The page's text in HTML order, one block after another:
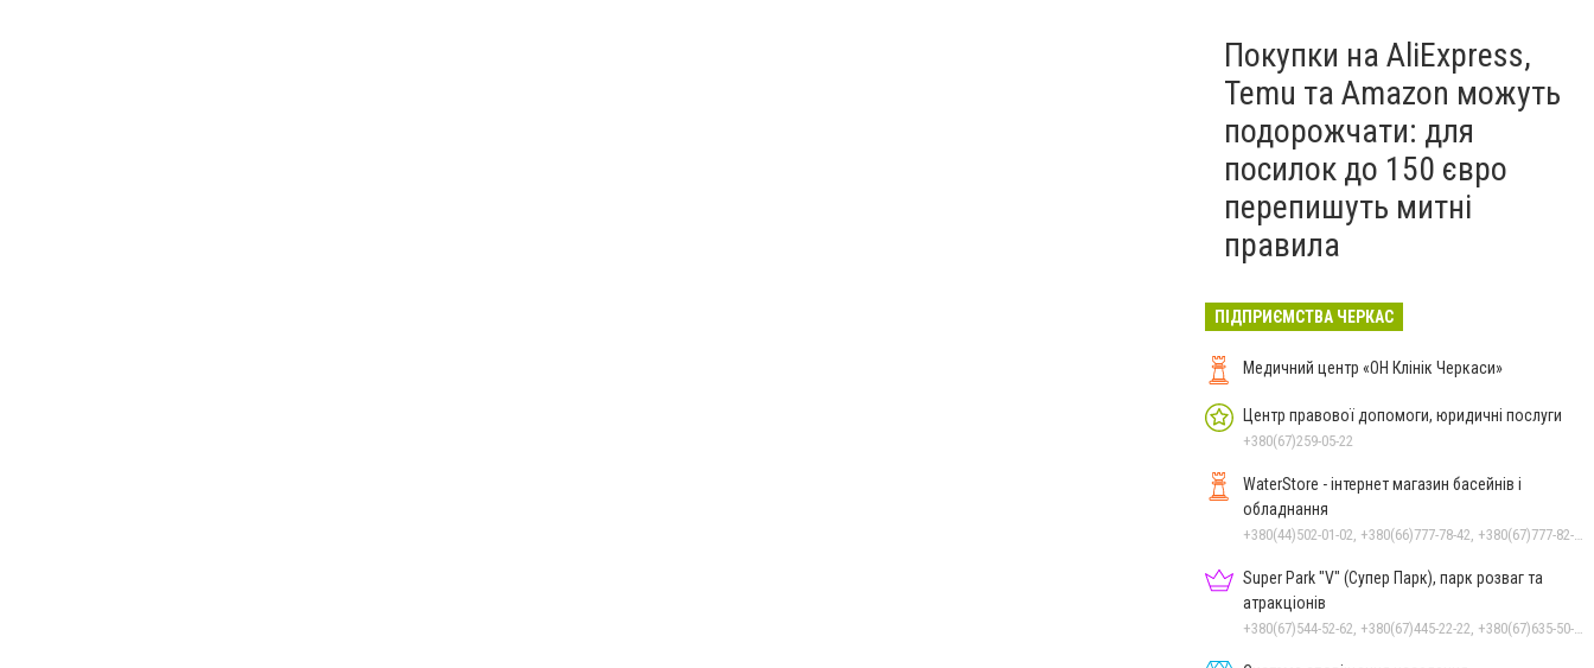
Покупки на AliExpress,
Temu та Amazon можуть
подорожчати: для
посилок до 150 євро
перепишуть митні
правила
ПІДПРИЄМСТВА ЧЕРКАС
Медичний центр «ОН Клінік Черкаси»
Центр правової допомоги, юридичні послуги
+380(67)259-05-22
WaterStore - інтернет магазин басейнів і
обладнання
+380(44)502-01-02, +380(66)777-78-42, +380(67)777-82-19, +380(67)890-80-80, +380(73)890-80-80, +380(44)502-01-03
Super Park "V" (Супер Парк), парк розваг та
атракціонів
+380(67)544-52-62, +380(67)445-22-22, +380(67)635-50-50